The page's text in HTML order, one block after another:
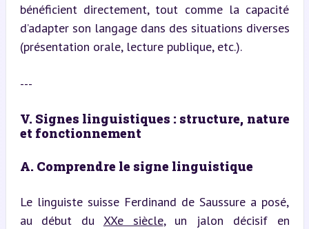
bénéficient directement, tout comme la capacité
d’adapter son langage dans des situations diverses
(présentation orale, lecture publique, etc.).
---
V. Signes linguistiques : structure, nature
et fonctionnement
A. Comprendre le signe linguistique
Le linguiste suisse Ferdinand de Saussure a posé,
au début du XXe siècle, un jalon décisif en